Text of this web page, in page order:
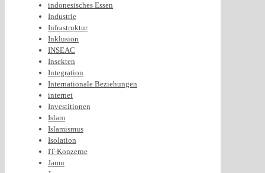
indonesisches Essen
Industrie
Infrastruktur
Inklusion
INSEAC
Insekten
Integration
Internationale Beziehungen
internet
Investitionen
Islam
Islamismus
Isolation
IT-Konzerne
Jamu